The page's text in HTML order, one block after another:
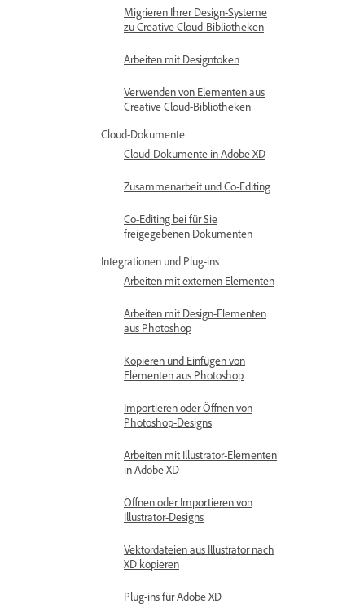
Migrieren Ihrer Design-Systeme
zu Creative Cloud-Bibliotheken
Arbeiten mit Designtoken
Verwenden von Elementen aus
Creative Cloud-Bibliotheken
Cloud-Dokumente
Cloud-Dokumente in Adobe XD
Zusammenarbeit und Co-Editing
Co-Editing bei für Sie
freigegebenen Dokumenten
Integrationen und Plug-ins
Arbeiten mit externen Elementen
Arbeiten mit Design-Elementen
aus Photoshop
Kopieren und Einfügen von
Elementen aus Photoshop
Importieren oder Öffnen von
Photoshop-Designs
Arbeiten mit Illustrator-Elementen
in Adobe XD
Öffnen oder Importieren von
Illustrator-Designs
Vektordateien aus Illustrator nach
XD kopieren
Plug-ins für Adobe XD